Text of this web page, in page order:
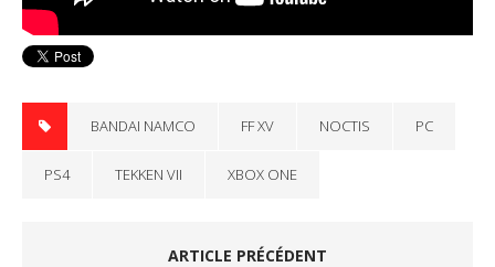
BANDAI NAMCO FF XV NOCTIS PC
PS4 TEKKEN VII XBOX ONE
ARTICLE PRÉCÉDENT